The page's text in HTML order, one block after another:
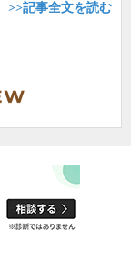
>>記事全文を読む